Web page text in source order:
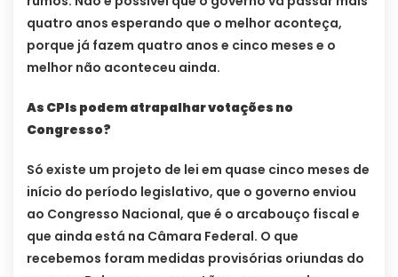
quatro anos esperando que o melhor aconteça,
porque já fazem quatro anos e cinco meses e o
melhor não aconteceu ainda.
As CPIs podem atrapalhar votações no
Congresso?
Só existe um projeto de lei em quase cinco meses de
início do período legislativo, que o governo enviou
ao Congresso Nacional, que é o arcabouço fiscal e
que ainda está na Câmara Federal. O que
recebemos foram medidas provisórias oriundas do